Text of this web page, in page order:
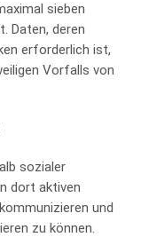
sieben
Daten, deren
erforderlich ist,
Vorfalls von
sozialer
dort aktiven
und
zu können.